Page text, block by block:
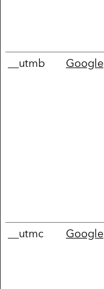
__utmb Google
__utmc Google